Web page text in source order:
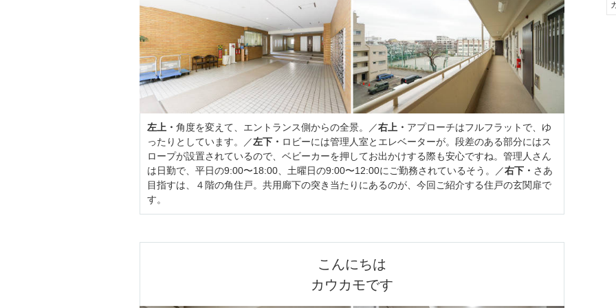
左上・ 角度を変えて、エントランス側からの全景。／右上・ アプローチはフルフラットで、ゆ
ったりとしています。／左下・ ロビーには管理人室とエレベーターが。段差のある部分にはス
ロープが設置されているので、ベビーカーを押してお出かけする際も安心ですね。管理人さん
は日勤で、平日の9:00〜18:00、土曜日の9:00〜12:00にご勤務されているそう。／右下・ さあ
目指すは、４階の角住戸。共用廊下の突き当たりにあるのが、今回ご紹介する住戸の玄関扉で
す。
こんにちは
カウカモです